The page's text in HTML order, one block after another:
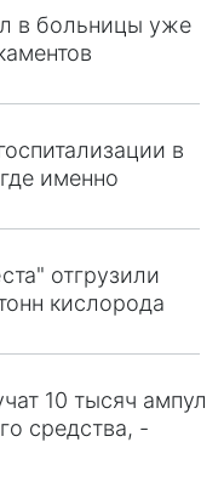
в больницы уже
в
именно
отгрузили
кислорода
10 тысяч ампул
средства, -